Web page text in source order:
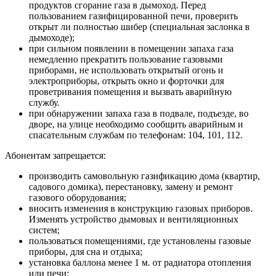
продуктов сгорание газа в дымоход. Перед
пользованием газифицированной печи, проверить
открыт ли полностью шибер (специальная заслонка в
дымоходе);
при сильном появлении в помещении запаха газа
немедленно прекратить пользование газовыми
приборами, не использовать открытый огонь и
электроприборы, открыть окно и форточки для
проветривания помещения и вызвать аварийную
службу.
при обнаружении запаха газа в подвале, подъезде, во
дворе, на улице необходимо сообщить аварийным и
спасательным службам по телефонам: 104, 101, 112.
Абонентам запрещается:
производить самовольную газификацию дома (квартир,
садового домика), перестановку, замену и ремонт
газового оборудования;
вносить изменения в конструкцию газовых приборов.
Изменять устройство дымовых и вентиляционных
систем;
пользоваться помещениями, где установлены газовые
приборы, для сна и отдыха;
установка баллона менее 1 м. от радиатора отопления
или печи;